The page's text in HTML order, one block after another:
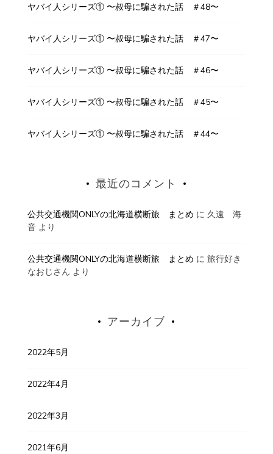
ヤバイ人シリーズ① 〜叔母に騙された話 ＃48〜
ヤバイ人シリーズ① 〜叔母に騙された話 ＃47〜
ヤバイ人シリーズ① 〜叔母に騙された話 ＃46〜
ヤバイ人シリーズ① 〜叔母に騙された話 ＃45〜
ヤバイ人シリーズ① 〜叔母に騙された話 ＃44〜
最近のコメント
公共交通機関ONLYの北海道横断旅 まとめ に 久遠 海
音より
公共交通機関ONLYの北海道横断旅 まとめ に 旅行好き
なおじさん より
アーカイブ
2022年5月
2022年4月
2022年3月
2021年6月